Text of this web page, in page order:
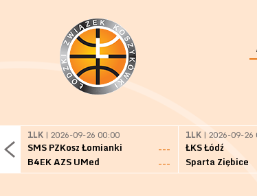
1LK | 2026-09-26 00:00
SMS PZKosz Łomianki
---
B4EK AZS UMed
---
1LK | 2026-09-26
ŁKS Łódź
Sparta Ziębice